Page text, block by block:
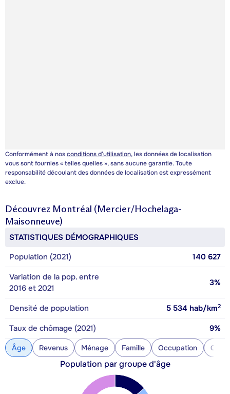
Conformément à nosconditions d’utilisation, les données de localisation
vous sont fournies « telles quelles », sans aucune garantie. Toute
responsabilité découlant des données de localisation est expressément
exclue.
Découvrez Montréal (Mercier/Hochelaga-
Maisonneuve)
STATISTIQUES DÉMOGRAPHIQUES
Population (2021)
140 627
Variation de la pop. entre
2016 et 2021
3%
Densité de population 5 534 hab/km2
Taux de chômage (2021) 9%
Âge Revenus Ménage Famille Occupation
Population par groupe d'âge